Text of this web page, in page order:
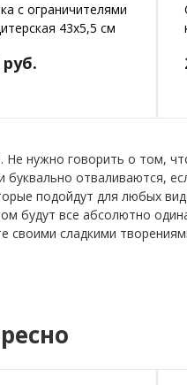
с ограничителями
43х5,5 см
руб.
Не нужно говорить о том,
буквально отваливаются,
подойдут для любых
будут все абсолютно
своими сладкими